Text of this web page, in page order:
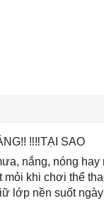
‼️‼️TẠI SAO
nắng, nóng
khi chơi thể
lớp nền suốt